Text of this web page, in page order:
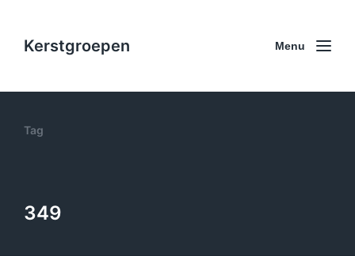
Kerstgroepen Menu
Tag
349